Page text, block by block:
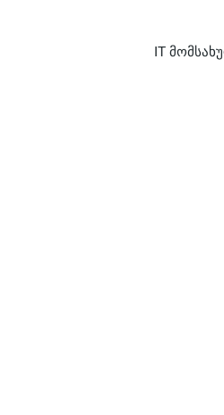
IT